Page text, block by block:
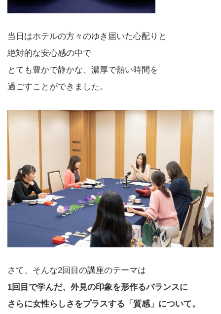
当日はホテルの方々のゆき届いた心配りと
絶対的な安心感の中で
とても豊かで静かな、濃厚で熱い時間を
過ごすことができました。
さて、そんな2回目の講座のテーマは
1回目で学んだ、外見の印象を形作るバランスに
さらに女性らしさをプラスする「質感」について。